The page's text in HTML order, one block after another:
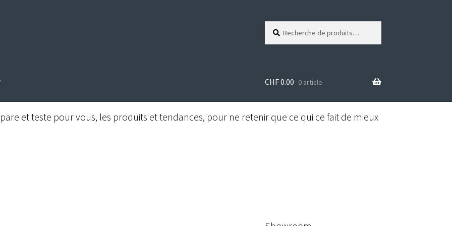
pour :
r
h
e
CHF0.00 0 article
et teste pour vous, les produits et tendances, pour ne retenir que ce qui ce fait de mieux